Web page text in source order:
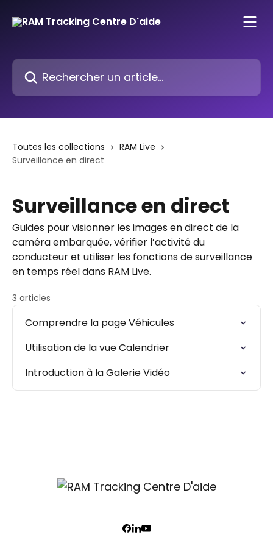
Rechercher un article...
Toutes les collections
RAM Live
Surveillance en direct
Surveillance en direct
Guides pour visionner les images en direct de la
caméra embarquée, vérifier l’activité du
conducteur et utiliser les fonctions de surveillance
en temps réel dans RAM Live.
3 articles
Comprendre la page Véhicules
Utilisation de la vue Calendrier
Introduction à la Galerie Vidéo